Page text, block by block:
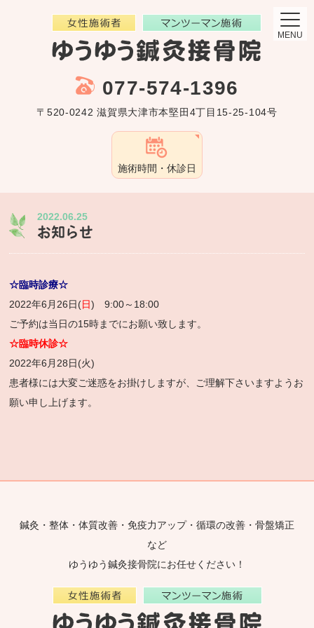
077-574-1396
〒520-0242 滋賀県大津市本堅田4丁目15-25-104号
施術時間・休診日
MENU
2022.06.25
お知らせ
☆臨時診療☆
2022年6月26日(日) 9:00～18:00
ご予約は当日の15時までにお願い致します。
☆臨時休診☆
2022年6月28日(火)
患者様には大変ご迷惑をお掛けしますが、ご理解下さいますようお
願い申し上げます。
鍼灸・整体・体質改善・免疫力アップ・循環の改善・骨盤矯正
など
ゆうゆう鍼灸接骨院にお任せください！